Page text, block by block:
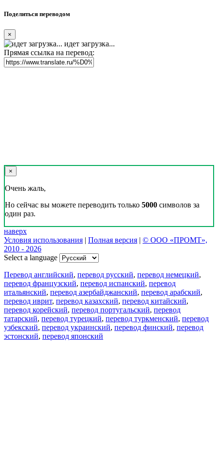
Поделиться переводом
×
идет загрузка...
Прямая ссылка на перевод:
×
Очень жаль,
Но сейчас вы можете переводить только 5000 символов за
один раз.
наверх
Условия использования | Полная версия | © ООО «ПРОМТ»,
2010 - 2026
Select a language
Перевод английский, перевод русский, перевод немецкий,
перевод французский, перевод испанский, перевод
итальянский, перевод азербайджанский, перевод арабский,
перевод иврит, перевод казахский, перевод китайский,
перевод корейский, перевод португальский, перевод
татарский, перевод турецкий, перевод туркменский, перевод
узбекский, перевод украинский, перевод финский, перевод
эстонский, перевод японский